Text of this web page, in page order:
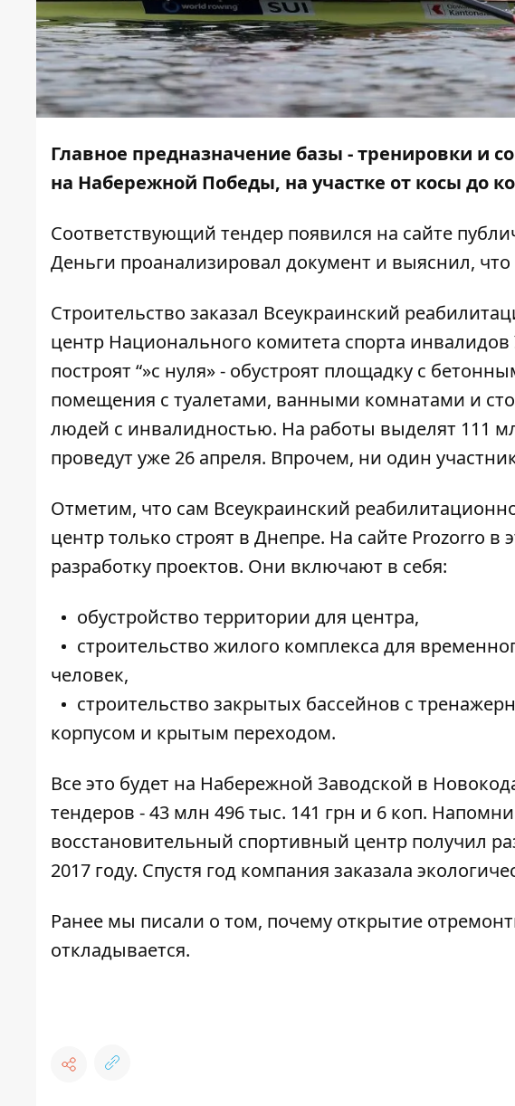
Главное предназначение базы - тренировки и
на Набережной Победы, на участке от косы до
Соответствующий тендер появился на сайте
Деньги проанализировал документ и выяснил, что
Строительство заказал Всеукраинский
центр Национального комитета спорта
построят “»с нуля» - обустроят площадку с
помещения с туалетами, ванными комнатами и
людей с инвалидностью. На работы выделят 111
проведут уже 26 апреля. Впрочем, ни один
Отметим, что сам Всеукраинский
центр только строят в Днепре. На сайте Prozorro
разработку проектов. Они включают в себя:
обустройство территории для центра,
строительство жилого комплекса для
человек,
строительство закрытых бассейнов с
корпусом и крытым переходом.
Все это будет на Набережной Заводской в
тендеров - 43 млн 496 тыс. 141 грн и 6 коп.
восстановительный спортивный центр получил
2017 году. Спустя год компания заказала
Ранее мы писали о том, почему открытие
откладывается.